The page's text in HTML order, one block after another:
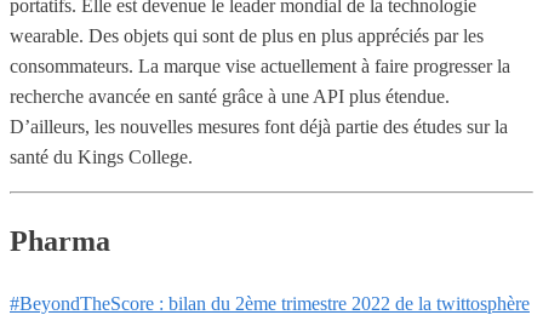
portatifs. Elle est devenue le leader mondial de la technologie
wearable. Des objets qui sont de plus en plus appréciés par les
consommateurs. La marque vise actuellement à faire progresser la
recherche avancée en santé grâce à une API plus étendue.
D’ailleurs, les nouvelles mesures font déjà partie des études sur la
santé du Kings College.
Pharma
#BeyondTheScore : bilan du 2ème trimestre 2022 de la twittosphère